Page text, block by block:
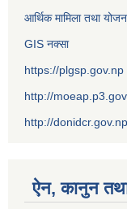
आर्थिक मामिला तथा
GIS नक्सा
https://plgsp.gov.np
http://
http://
ऐन, कानुन तथा